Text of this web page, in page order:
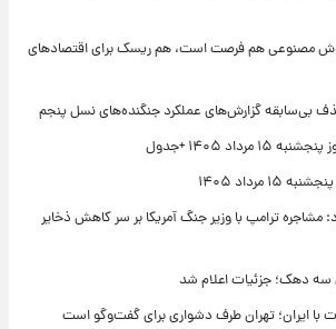
مصنوعی هم فرصت است، هم ریسک برای اقتصادهای
۱۴۰۵ +جدول
مرداد ۱۴۰۵
ترامپ با وزیر جنگ آمریکا بر سر کاهش ذخایر
سه دهک؛ جزئیات اعلام شد
با ایران؛ تهران طرف دشواری برای گفت‌وگو است